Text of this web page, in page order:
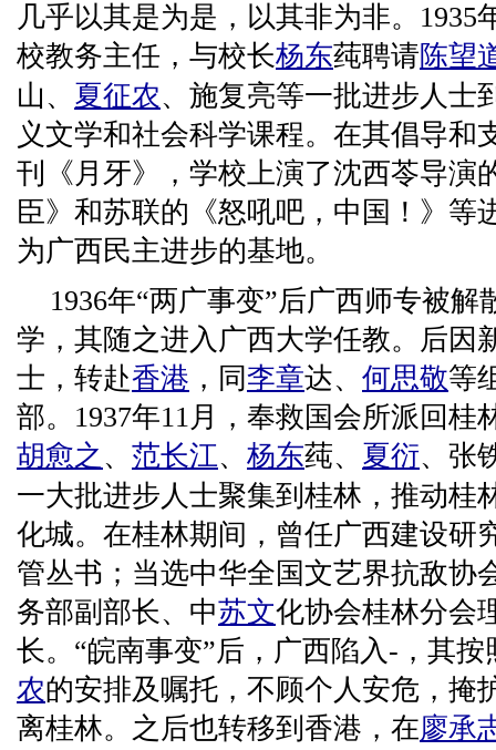
几乎以其是为是，以其非为非。1935
校教务主任，与校长杨东莼聘请陈望
山、 夏征农、施复亮等一批进步人士
义文学和社会科学课程。在其倡导和
刊《月牙》，学校上演了沈西苓导演
臣》和苏联的《怒吼吧，中国！》等
为广西民主进步的基地。
1936年“两广事变”后广西师专被
学，其随之进入广西大学任教。后因
士，转赴香港 ，同李章达、 何思敬等
部。1937年11月，奉救国会所派回桂
胡愈之 、 范长江、 杨东莼、 夏衍、张
一大批进步人士聚集到桂林，推动桂
化城。在桂林期间，曾任广西建设研
管丛书；当选中华全国文艺界抗敌协
务部副部长、中苏文化协会桂林分会
长。“皖南事变”后，广西陷入-，其
农的安排及嘱托，不顾个人安危，掩
离桂林。之后也转移到香港，在廖承